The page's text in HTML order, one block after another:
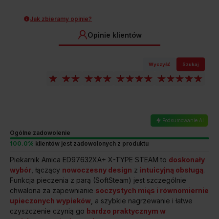
Porowata powłoka usuwa
zanieczyszczenia
Masz dość szorowania piekarnika? Jest na to sposób!
W piekarnikach Amica zostały zastosowane specjalne
prostokątne panele, które dzięki porowatej powłoce
Przedstawione grafiki urządzenia są wizualizacją i mogą różnić
się od oryginału.
Jak zbieramy opinie?
Opinie klientów
Wyczyść Szukaj
Podsumowanie AI
Ogólne zadowolenie
100.0% klientów jest zadowolonych z produktu
Piekarnik Amica ED97632XA+ X-TYPE STEAM to doskonały
wybór , łączący nowoczesny design z intuicyjną obsługą.
Funkcja pieczenia z parą (SoftSteam) jest szczególnie
chwalona za zapewnianie soczystych mięs i równomiernie
upieczonych wypieków , a szybkie nagrzewanie i łatwe
czyszczenie czynią go bardzo praktycznym w